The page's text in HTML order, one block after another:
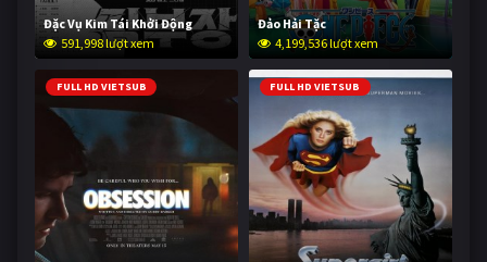
Đặc Vụ Kim Tái Khởi Động
591,998 lượt xem
Đảo Hải Tặc
4,199,536 lượt xem
FULL HD VIETSUB FULL HD VIETSUB